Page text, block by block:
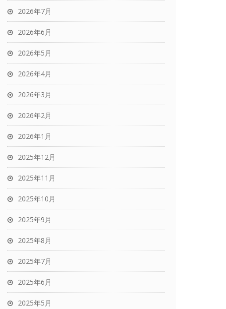
2026年7月
2026年6月
2026年5月
2026年4月
2026年3月
2026年2月
2026年1月
2025年12月
2025年11月
2025年10月
2025年9月
2025年8月
2025年7月
2025年6月
2025年5月